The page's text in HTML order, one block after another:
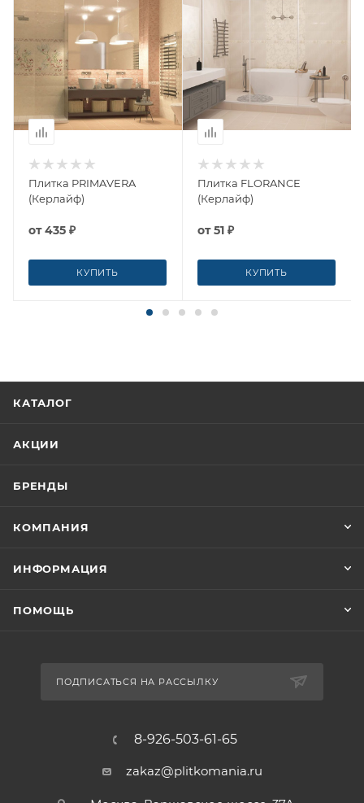
Плитка PRIMAVERA
(Керлайф)
от435 ₽
КУПИТЬ
Плитка FLORANCE
(Керлайф)
от51 ₽
КУПИТЬ
КАТАЛОГ
АКЦИИ
БРЕНДЫ
КОМПАНИЯ
ИНФОРМАЦИЯ
ПОМОЩЬ
ПОДПИСАТЬСЯ НА РАССЫЛКУ
8-926-503-61-65
zakaz@plitkomania.ru